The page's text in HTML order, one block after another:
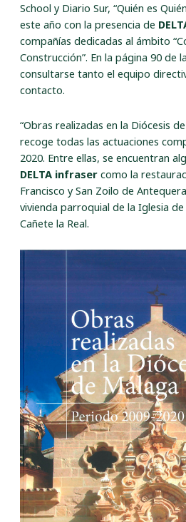
School y Diario Sur, “Quién es
este año con la presencia de
compañías dedicadas al ámbito
Construcción”. En la página 90 de
consultarse tanto el equipo
contacto.
“Obras realizadas en la Diócesis
recoge todas las actuaciones
2020. Entre ellas, se encuentran
DELTA infrasercomo la
Francisco y San Zoilo de Antequera
vivienda parroquial de la Iglesia de
Cañete la Real.